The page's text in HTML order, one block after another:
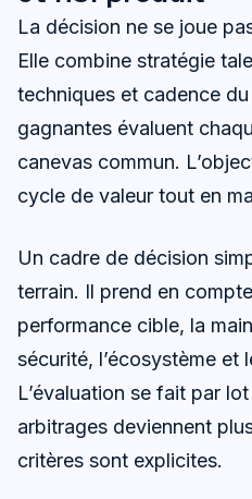
La décision ne se joue
Elle combine stratégie
techniques et cadence
gagnantes évaluent
canevas commun.
cycle de valeur tout en
Un cadre de décision
terrain. Il prend en
performance cible, la
sécurité, l’écosystème et
L’évaluation se fait par
arbitrages deviennent
critères sont explicites.